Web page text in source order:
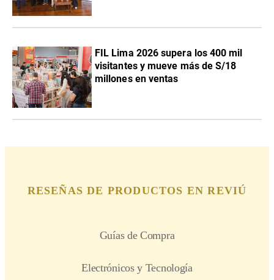
FIL Lima 2026 supera los 400 mil
visitantes y mueve más de S/18
millones en ventas